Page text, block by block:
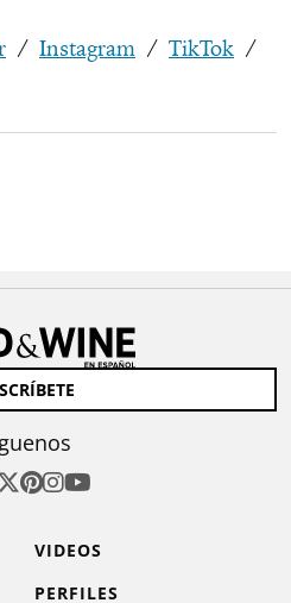
/ Instagram / TikTok /
VIDEOS
PERFILES